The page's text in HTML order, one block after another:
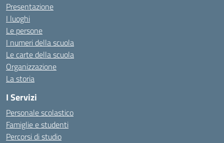
Presentazione
I luoghi
Le persone
I numeri della scuola
Le carte della scuola
Organizzazione
La storia
I Servizi
Personale scolastico
Famiglie e studenti
Percorsi di studio